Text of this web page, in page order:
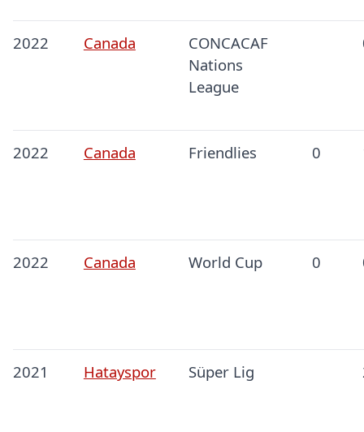
2022 Canada
CONCACAF
Nations
League
2022 Canada Friendlies 0
2022 Canada World Cup 0
2021 Hatayspor Süper Lig